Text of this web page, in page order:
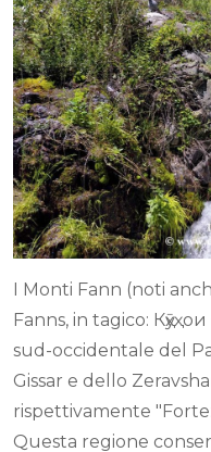
I Monti Fann (noti
Fanns, in tagico:
sud-occidentale del
Gissar e dello
rispettivamente
Questa regione